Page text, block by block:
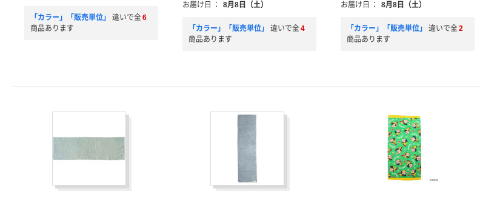
「カラー」「販売単位」 違いで全6
商品あります
お届け日
： 8月8日（土）
「カラー」「販売単位」 違いで全4
商品あります
お届け日
： 8月8日（土）
「カラー」「販売単位」 違いで全2
商品あります